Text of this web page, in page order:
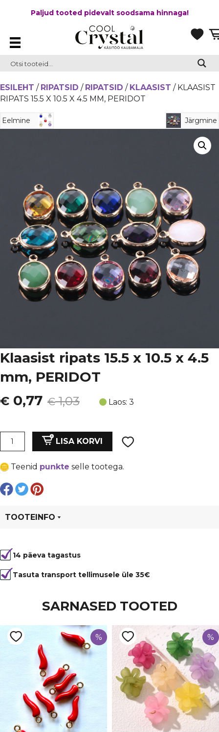
Paljud tooted pidevalt soodsama hinnaga!
ESILEHT / RIPATSID / RIPATSID / KLAASIST / KLAASIST
RIPATS 15.5 X 10.5 X 4.5 MM, PERIDOT
Eelmine Järgmine
Klaasist ripats 15.5 x 10.5 x 4.5
mm, PERIDOT
€1,03
Algne
oli:
€ 1,03.
€ 0,77
Current
is:
€ 0,77.
Laos: 3
Klaasist
x
10.5
x
mm,
LISA KORVI
Teenid punkte selle tootega.
TOOTEINFO
Värvus
Roheline
Kuju
ovaal
14 päeva tagastus
Tasuta transport tellimusele üle 35€
SARNASED TOOTED
% %